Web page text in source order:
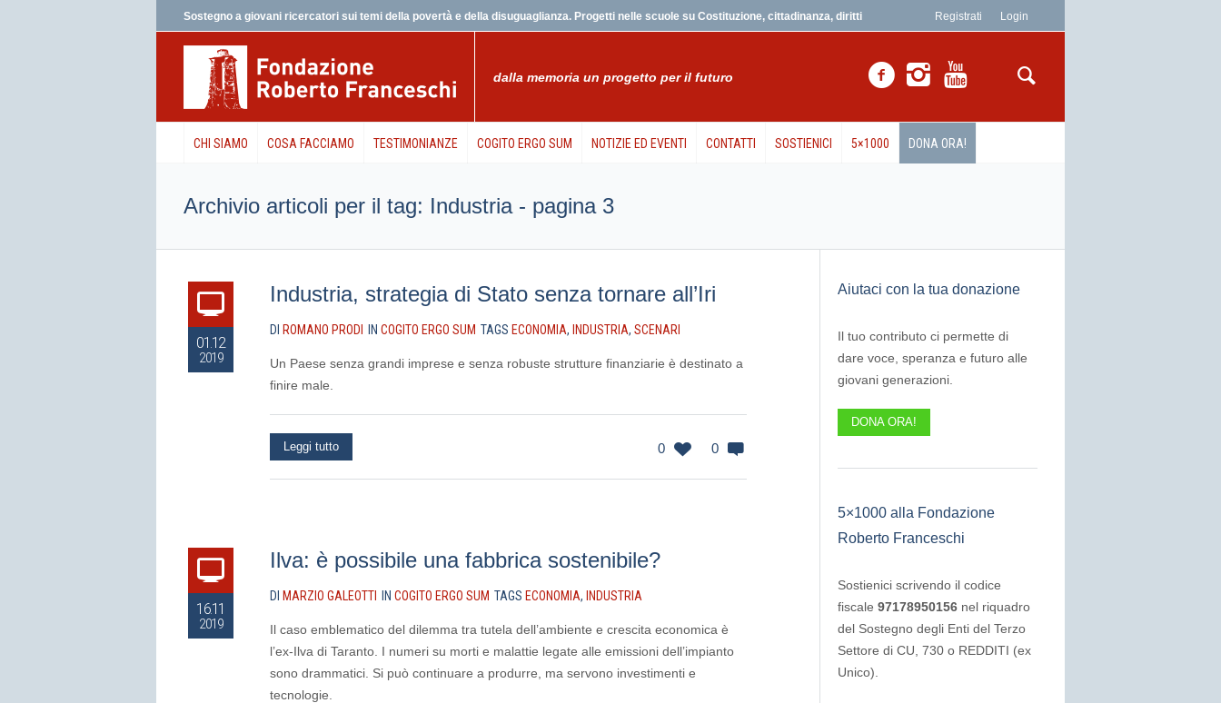
Registrati Login
Sostegno a giovani ricercatori sui temi della povertà e della disuguaglianza. Progetti nelle scuole su Costituzione, cittadinanza, diritti
dalla memoria un progetto per il futuro
CHI SIAMO COSA FACCIAMO TESTIMONIANZE COGITO ERGO SUM NOTIZIE ED EVENTI CONTATTI SOSTIENICI 5×1000 DONA ORA!
Archivio articoli per il tag: Industria - pagina 3
01.12
2019
Industria, strategia di Stato senza tornare all’Iri
DI ROMANO PRODI IN COGITO ERGO SUM TAGS ECONOMIA, INDUSTRIA, SCENARI
Un Paese senza grandi imprese e senza robuste strutture finanziarie è destinato a
finire male.
0 0
Leggi tutto
16.11
2019
Ilva: è possibile una fabbrica sostenibile?
DI MARZIO GALEOTTI IN COGITO ERGO SUM TAGS ECONOMIA, INDUSTRIA
Il caso emblematico del dilemma tra tutela dell’ambiente e crescita economica è
l’ex-Ilva di Taranto. I numeri su morti e malattie legate alle emissioni dell’impianto
sono drammatici. Si può continuare a produrre, ma servono investimenti e
tecnologie.
Aiutaci con la tua donazione
Il tuo contributo ci permette di
dare voce, speranza e futuro alle
giovani generazioni.
DONA ORA!
5×1000 alla Fondazione
Roberto Franceschi
Sostienici scrivendo il codice
fiscale97178950156 nel riquadro
del Sostegno degli Enti del Terzo
Settore di CU, 730 o REDDITI (ex
Unico).